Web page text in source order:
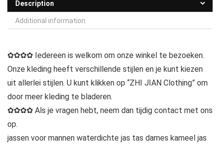
Description
Additional information
✿✿✿✿ Iedereen is welkom om onze winkel te bezoeken.
Onze kleding heeft verschillende stijlen en je kunt kiezen
uit allerlei stijlen. U kunt klikken op “ZHI JIAN Clothing” om
door meer kleding te bladeren.
✿✿✿✿ Als je vragen hebt, neem dan tijdig contact met ons
op.
jassen voor mannen waterdichte jas tas dames kameel jas